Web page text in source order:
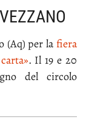
(Aq) per la fie­ra
. Il 19 e 20
del cir­co­lo